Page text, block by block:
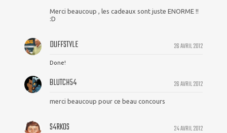
Merci beaucoup , les cadeaux sont juste ENORME !!
:D
26 AVRIL 2012
DUFFSTYLE
Done!
26 AVRIL 2012
BLUTCH54
merci beaucoup pour ce beau concours
24 AVRIL 2012
S4RKOS